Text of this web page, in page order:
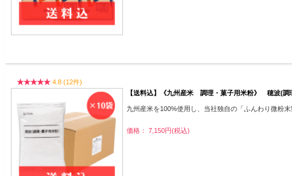
4.8 (12件)
【送料込】《九州産米 調理・菓子用米粉》 穂波(
九州産米を100%使用し、当社独自の「ふんわり微粉
価格： 7,150円(税込)